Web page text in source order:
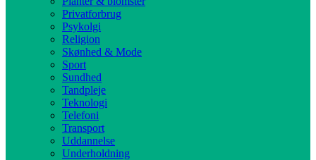
Privatforbrug
Psykolgi
Religion
Skønhed & Mode
Sport
Sundhed
Tandpleje
Teknologi
Telefoni
Transport
Uddannelse
Underholdning